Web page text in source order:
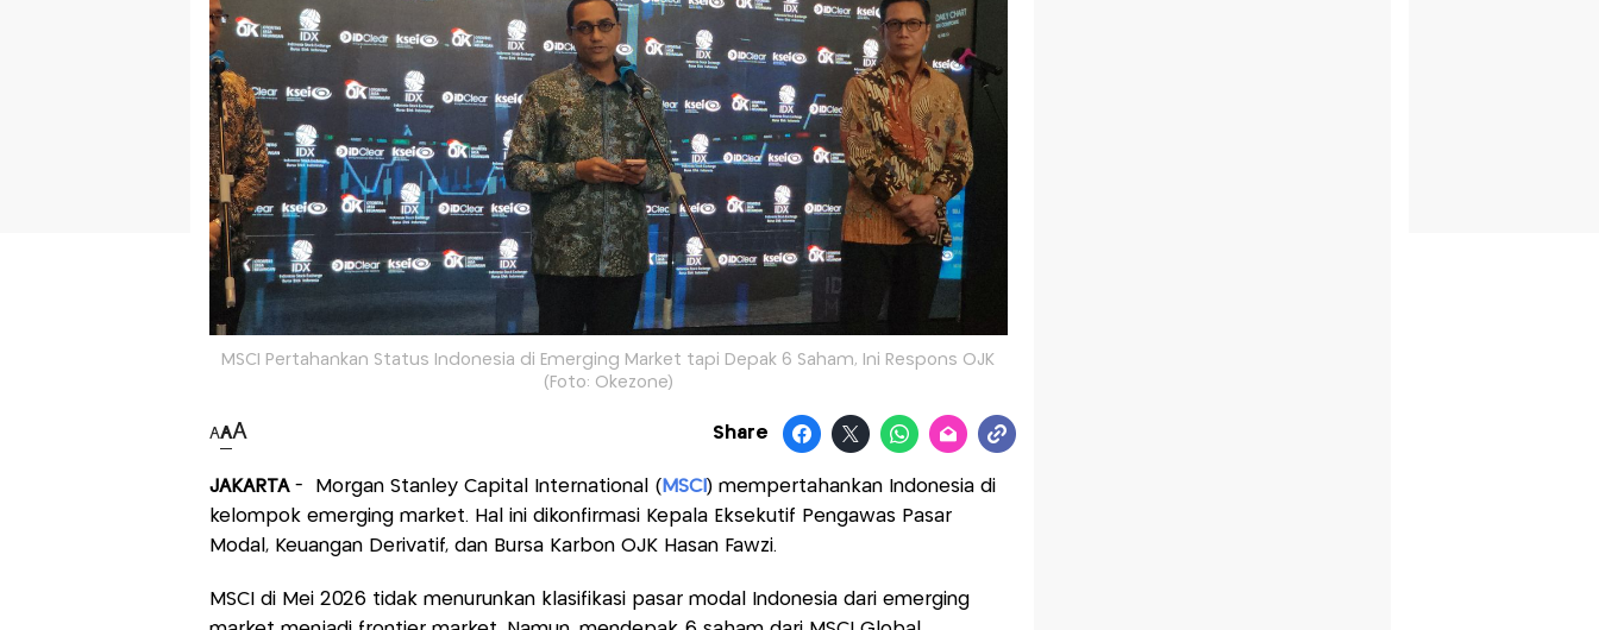
MSCI Pertahankan Status Indonesia di Emerging Market tapi Depak 6 Saham, Ini Respons OJK
(Foto: Okezone)
AAA Share
JAKARTA- Morgan Stanley Capital International ( MSCI ) mempertahankan Indonesia di
kelompok emerging market. Hal ini dikonfirmasi Kepala Eksekutif Pengawas Pasar
Modal, Keuangan Derivatif, dan Bursa Karbon OJK Hasan Fawzi.
MSCI di Mei 2026 tidak menurunkan klasifikasi pasar modal Indonesia dari emerging